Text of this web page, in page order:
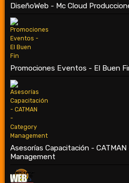
DiseñoWeb - Mc Cloud
Promociones Eventos - El Buen
Asesorías Capacitación -
Management